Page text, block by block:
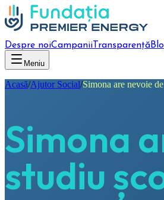
Despre noiCampanii Transparență
Meniu
Acasă/Ajutor Social/Simona are nevoie
Simona
studiu